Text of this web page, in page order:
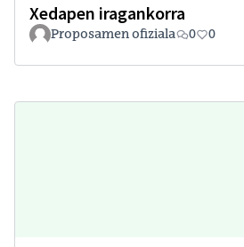
Xedapen iragankorra
Proposamen ofiziala 0 0